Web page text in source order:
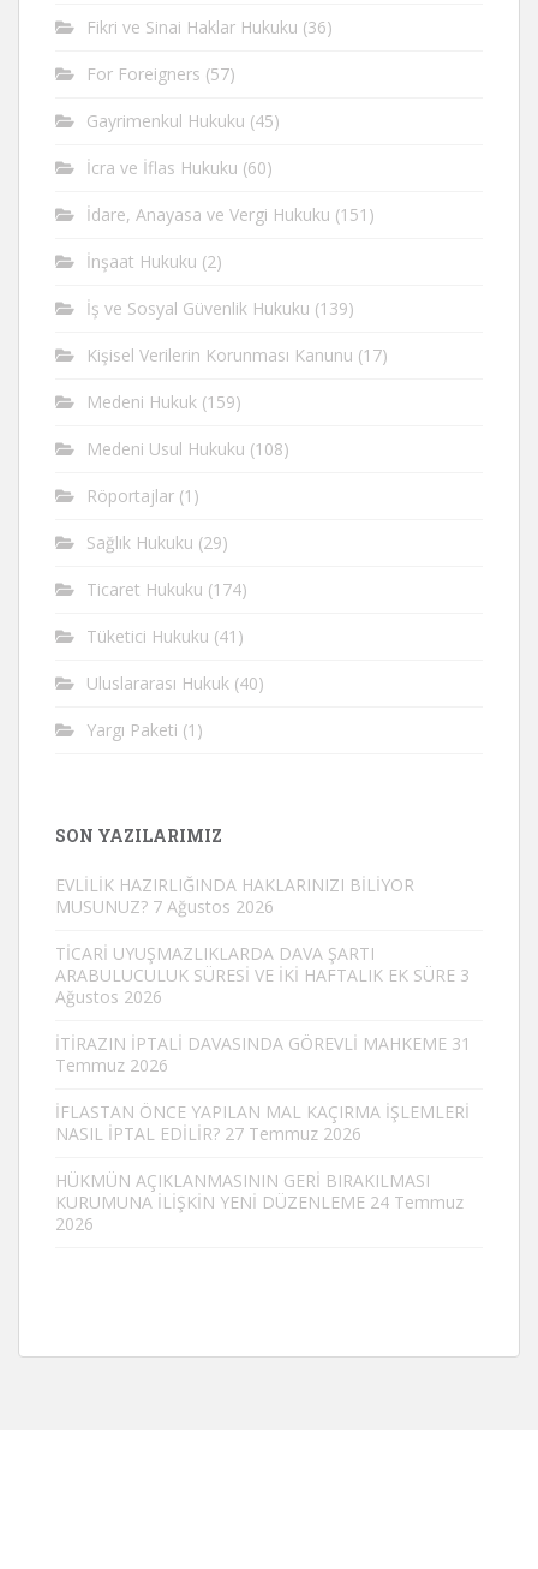
Fikri ve Sinai Haklar Hukuku (36)
For Foreigners (57)
Gayrimenkul Hukuku (45)
İcra ve İflas Hukuku (60)
İdare, Anayasa ve Vergi Hukuku (151)
İnşaat Hukuku (2)
İş ve Sosyal Güvenlik Hukuku (139)
Kişisel Verilerin Korunması Kanunu (17)
Medeni Hukuk (159)
Medeni Usul Hukuku (108)
Röportajlar (1)
Sağlık Hukuku (29)
Ticaret Hukuku (174)
Tüketici Hukuku (41)
Uluslararası Hukuk (40)
Yargı Paketi (1)
SON YAZILARIMIZ
EVLİLİK HAZIRLIĞINDA HAKLARINIZI BİLİYOR
MUSUNUZ? 7 Ağustos 2026
TİCARİ UYUŞMAZLIKLARDA DAVA ŞARTI
ARABULUCULUK SÜRESİ VE İKİ HAFTALIK EK SÜRE 3
Ağustos 2026
İTİRAZIN İPTALİ DAVASINDA GÖREVLİ MAHKEME 31
Temmuz 2026
İFLASTAN ÖNCE YAPILAN MAL KAÇIRMA İŞLEMLERİ
NASIL İPTAL EDİLİR? 27 Temmuz 2026
HÜKMÜN AÇIKLANMASININ GERİ BIRAKILMASI
KURUMUNA İLİŞKİN YENİ DÜZENLEME 24 Temmuz
2026